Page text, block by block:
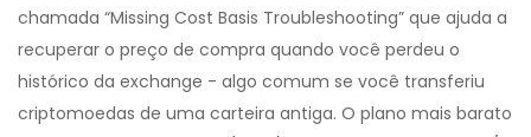
chamada “Missing Cost Basis Troubleshooting” que ajuda a
recuperar o preço de compra quando você perdeu o
histórico da exchange - algo comum se você transferiu
criptomoedas de uma carteira antiga. O plano mais barato